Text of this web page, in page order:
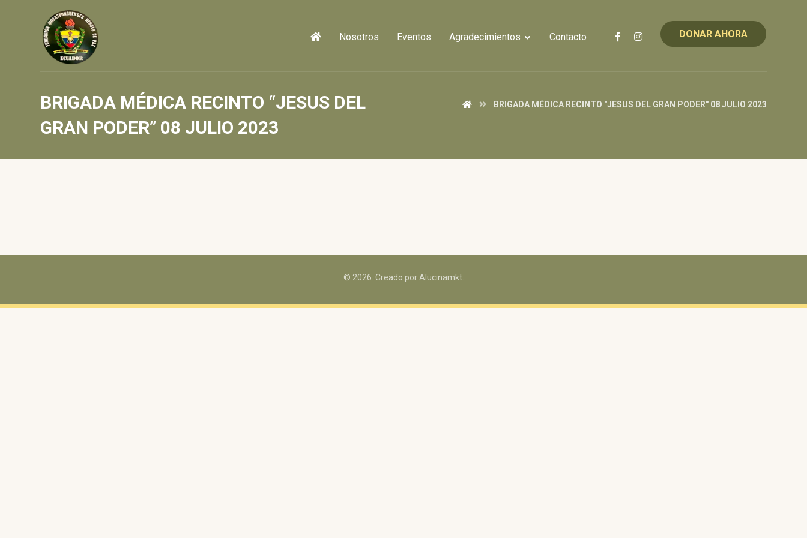
DONAR AHORA
Nosotros Eventos Agradecimientos Contacto
BRIGADA MÉDICA RECINTO “JESUS DEL
GRAN PODER” 08 JULIO 2023
BRIGADA MÉDICA RECINTO "JESUS DEL GRAN PODER" 08 JULIO 2023
© 2026. Creado por Alucinamkt.